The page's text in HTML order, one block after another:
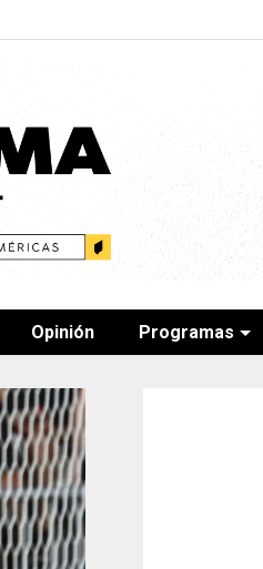
Opinión Programas